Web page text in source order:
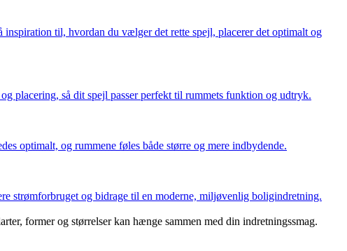
til, hvordan du vælger det rette spejl, placerer det optimalt og
placering, så dit spejl passer perfekt til rummets funktion og udtryk.
optimalt, og rummene føles både større og mere indbydende.
strømforbruget og bidrage til en moderne, miljøvenlig boligindretning.
former og størrelser kan hænge sammen med din indretningssmag.